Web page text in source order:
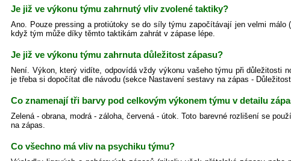
Je již ve výkonu týmu zahrnutý vliv zvolené taktiky?
Ano. Pouze pressing a protiútoky se do síly týmu započítávají jen velmi málo
když tým může díky těmto taktikám zahrát v zápase lépe.
Je již ve výkonu týmu zahrnuta důležitost zápasu?
Není. Výkon, který vidíte, odpovídá vždy výkonu vašeho týmu při důležitosti
je třeba si dopočítat dle návodu (sekce Nastavení sestavy na zápas -
Co znamenají tři barvy pod celkovým výkonem týmu v detailu
Zelená - obrana, modrá - záloha, červená - útok. Toto barevné rozlišení se
na zápas.
Co všechno má vliv na psychiku týmu?